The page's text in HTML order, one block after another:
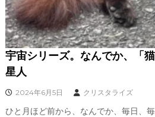
宇宙シリーズ。なんでか、「
星人
2024年6月5日 クリスタライズ
ひと月ほど前から、なんでか、毎日、